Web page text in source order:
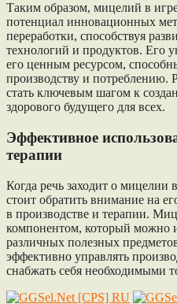
Таким образом, мицелий в
потенциал инновационных
переработки, способствуя
технологий и продуктов. Его
его ценным ресурсом,
производству и потреблению.
стать ключевым шагом к
здорового будущего для всех.
Эффективное
терапии
Когда речь заходит о мицелии
стоит обратить внимание на
в производстве и терапии.
компонентом, который можно
различных полезных
эффективно управлять
снабжать себя необходимыми